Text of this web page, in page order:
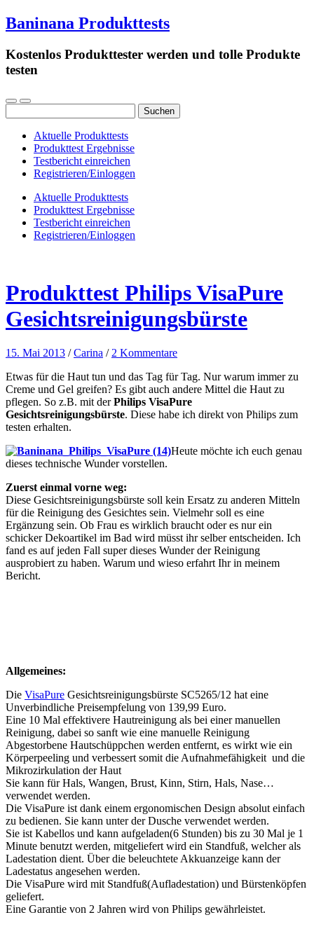
Baninana Produkttests
Kostenlos Produkttester werden und tolle Produkte
testen
nach:
Aktuelle Produkttests
Produkttest Ergebnisse
Testbericht einreichen
Registrieren/Einloggen
Aktuelle Produkttests
Produkttest Ergebnisse
Testbericht einreichen
Registrieren/Einloggen
Produkttest Philips VisaPure
Gesichtsreinigungsbürste
15. Mai 2013 /Carina /2 Kommentare
Etwas für die Haut tun und das Tag für Tag. Nur warum immer zu
Creme und Gel greifen? Es gibt auch andere Mittel die Haut zu
pflegen. So z.B. mit derPhilips VisaPure
Gesichtsreinigungsbürste. Diese habe ich direkt von Philips zum
testen erhalten.
Heute möchte ich euch genau
dieses technische Wunder vorstellen.
Zuerst einmal vorne weg:
Diese Gesichtsreinigungsbürste soll kein Ersatz zu anderen Mitteln
für die Reinigung des Gesichtes sein. Vielmehr soll es eine
Ergänzung sein. Ob Frau es wirklich braucht oder es nur ein
schicker Dekoartikel im Bad wird müsst ihr selber entscheiden. Ich
fand es auf jeden Fall super dieses Wunder der Reinigung
ausprobiert zu haben. Warum und wieso erfahrt Ihr in meinem
Bericht.
Allgemeines:
Die VisaPure Gesichtsreinigungsbürste SC5265/12 hat eine
Unverbindliche Preisempfelung von 139,99 Euro.
Eine 10 Mal effektivere Hautreinigung als bei einer manuellen
Reinigung, dabei so sanft wie eine manuelle Reinigung
Abgestorbene Hautschüppchen werden entfernt, es wirkt wie ein
Körperpeeling und verbessert somit die Aufnahmefähigkeit und die
Mikrozirkulation der Haut
Sie kann für Hals, Wangen, Brust, Kinn, Stirn, Hals, Nase…
verwendet werden.
Die VisaPure ist dank einem ergonomischen Design absolut einfach
zu bedienen. Sie kann unter der Dusche verwendet werden.
Sie ist Kabellos und kann aufgeladen(6 Stunden) bis zu 30 Mal je 1
Minute benutzt werden, mitgeliefert wird ein Standfuß, welcher als
Ladestation dient. Über die beleuchtete Akkuanzeige kann der
Ladestatus angesehen werden.
Die VisaPure wird mit Standfuß(Aufladestation) und Bürstenköpfen
geliefert.
Eine Garantie von 2 Jahren wird von Philips gewährleistet.